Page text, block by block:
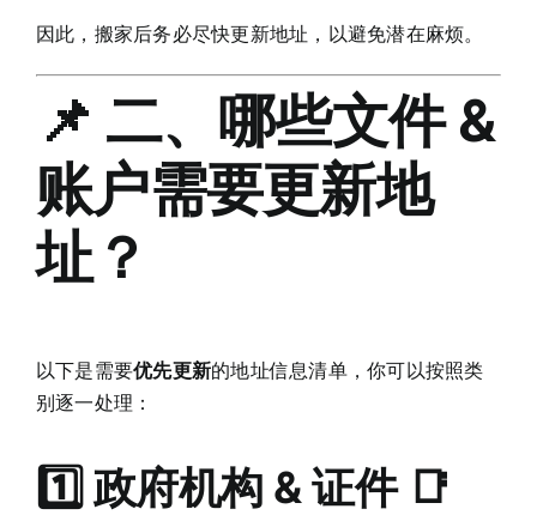
因此，搬家后务必尽快更新地址，以避免潜在麻烦。
📌 二、哪些文件 &
账户需要更新地
址？
以下是需要优先更新的地址信息清单，你可以按照类
别逐一处理：
1️⃣ 政府机构 & 证件 📑